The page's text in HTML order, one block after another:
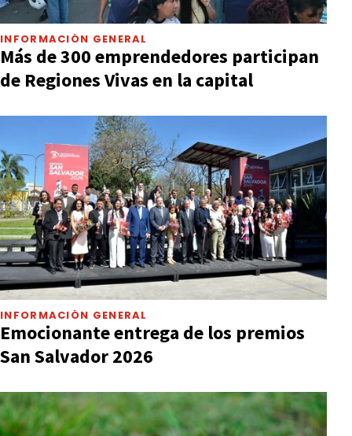
INFORMACIÓN GENERAL
Más de 300 emprendedores participan
de Regiones Vivas en la capital
INFORMACIÓN GENERAL
Emocionante entrega de los premios
San Salvador 2026